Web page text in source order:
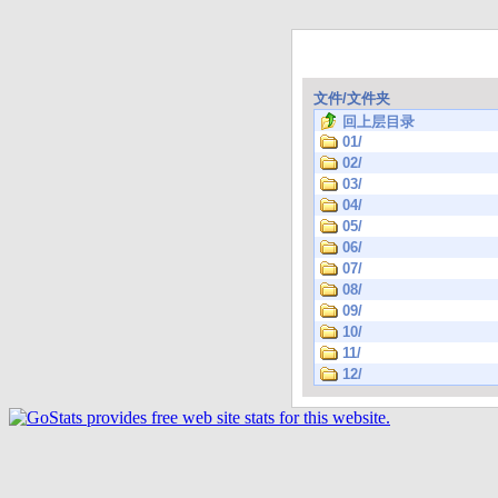
文件/文件夹
回上层目录
01/
02/
03/
04/
05/
06/
07/
08/
09/
10/
11/
12/